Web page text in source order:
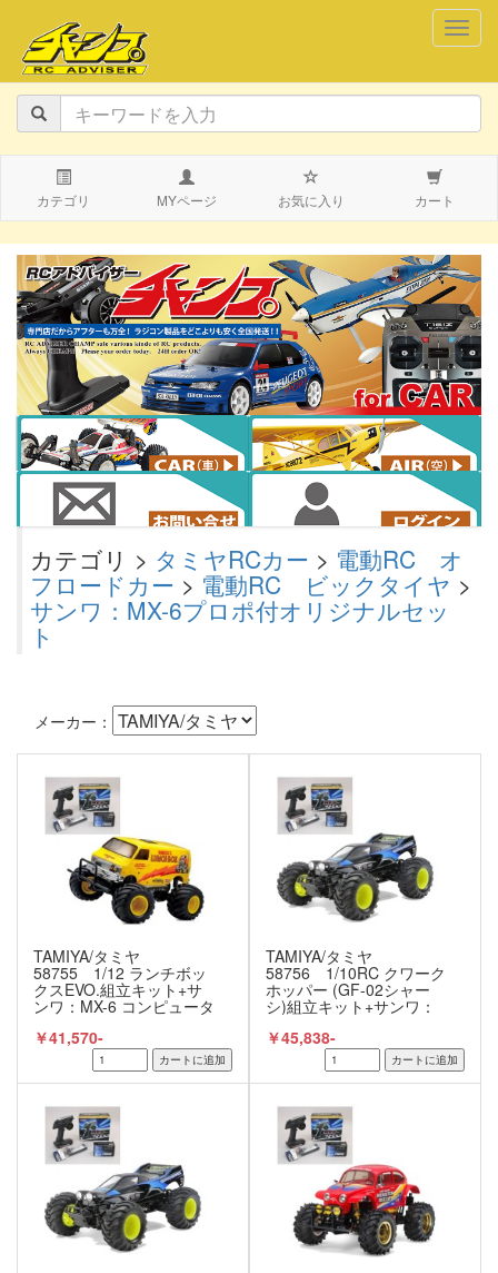
カテゴリ MYページ お気に入り カート
カテゴリ > タミヤRCカー > 電動RC オ
フロードカー > 電動RC ビックタイヤ >
サンワ：MX-6プロポ付オリジナルセッ
ト
メーカー：
TAMIYA/タミヤ
58755 1/12 ランチボッ
クスEVO.組立キット+サ
ンワ：MX-6 コンピュータ
ルセット （未組立） ≪ラ
ジコン≫
￥41,570-
TAMIYA/タミヤ
58756 1/10RC クワーク
ホッパー (GF-02シャー
シ)組立キット+サンワ：
付きオリジナルフルセッ
ト+オリジナルフルベアリ
ングセット（未組立） ≪
ラジコン≫
￥45,838-